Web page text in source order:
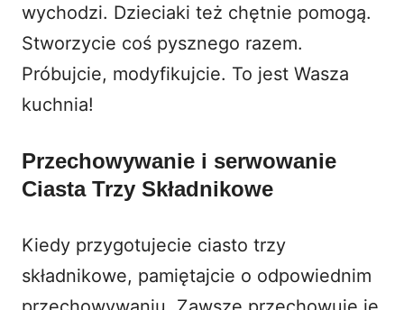
wychodzi. Dzieciaki też chętnie pomogą.
Stworzycie coś pysznego razem.
Próbujcie, modyfikujcie. To jest Wasza
kuchnia!
Przechowywanie i serwowanie
Ciasta Trzy Składnikowe
Kiedy przygotujecie ciasto trzy
składnikowe, pamiętajcie o odpowiednim